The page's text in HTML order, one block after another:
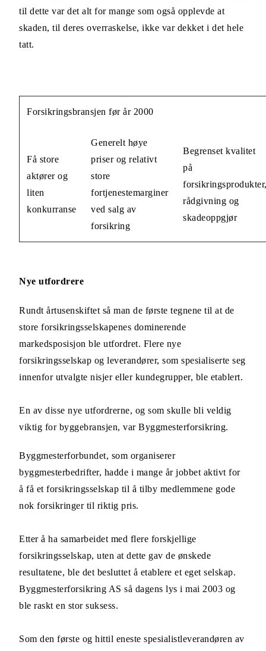
til dette var det alt for mange som også opplevde at
skaden, til deres overraskelse, ikke var dekket i det hele
tatt.
Forsikringsbransjen før år 2000
Få store
aktører og
liten
konkurranse
Generelt høye
priser og relativt
store
fortjenestemarginer
ved salg av
forsikring
Begrenset kvalitet
på
rådgivning og
skadeoppgjør
Nye utfordrere
Rundt årtusenskiftet så man de første tegnene til at de
store forsikringsselskapenes dominerende
markedsposisjon ble utfordret. Flere nye
forsikringsselskap og leverandører, som spesialiserte seg
innenfor utvalgte nisjer eller kundegrupper, ble etablert.
En av disse nye utfordrerne, og som skulle bli veldig
viktig for byggebransjen, var Byggmesterforsikring.
Byggmesterforbundet, som organiserer
byggmesterbedrifter, hadde i mange år jobbet aktivt for
å få et forsikringsselskap til å tilby medlemmene gode
nok forsikringer til riktig pris.
Etter å ha samarbeidet med flere forskjellige
forsikringsselskap, uten at dette gav de ønskede
resultatene, ble det besluttet å etablere et eget selskap.
Byggmesterforsikring AS så dagens lys i mai 2003 og
ble raskt en stor suksess.
Som den første og hittil eneste spesialistleverandøren av